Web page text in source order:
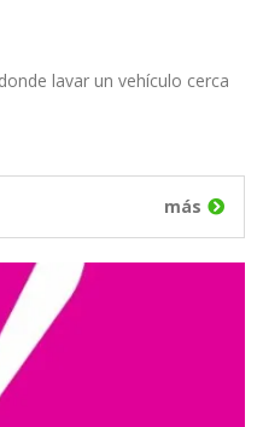
lavar un vehículo cerca
más